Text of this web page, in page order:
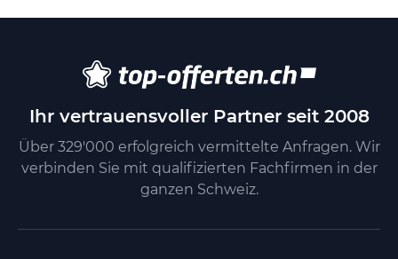
Ihr vertrauensvoller Partner seit 2008
Über 329'000 erfolgreich vermittelte Anfragen. Wir
verbinden Sie mit qualifizierten Fachfirmen in der
ganzen Schweiz.